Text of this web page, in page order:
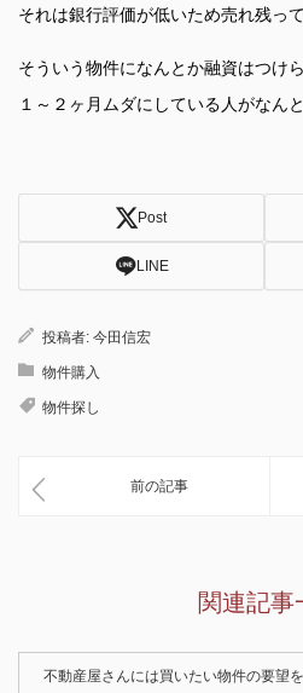
それは銀行評価が低いため売れ残っ
そういう物件になんとか融資はつけ
１～２ヶ月ムダにしている人がなん
Post
LINE
投稿者: 今田信宏
物件購入
物件探し
前の記事
関連記事
不動産屋さんには買いたい物件の要望